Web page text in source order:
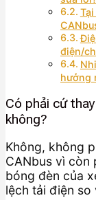
điện/
hưởng
Có phải cứ
không?
Không, không
CANbus vì còn
bóng đèn của
lệch tải điện so